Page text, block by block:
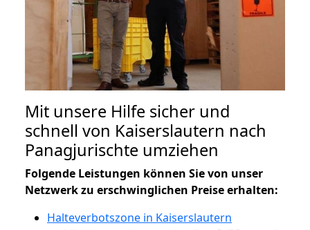
Mit unsere Hilfe sicher und
schnell von Kaiserslautern nach
Panagjurischte umziehen
Folgende Leistungen können Sie von unser
Netzwerk zu erschwinglichen Preise erhalten:
Halteverbotszone in Kaiserslautern